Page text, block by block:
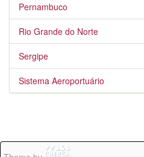
Pernambuco
Rio Grande do Norte
Sergipe
Sistema Aeroportuário